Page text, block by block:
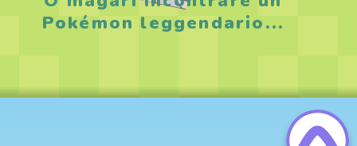
Pokémon leggendario...